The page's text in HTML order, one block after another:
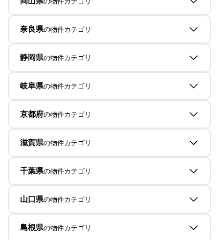
奈良県の物件カテゴリ
静岡県の物件カテゴリ
岐阜県の物件カテゴリ
京都府の物件カテゴリ
滋賀県の物件カテゴリ
千葉県の物件カテゴリ
山口県の物件カテゴリ
島根県の物件カテゴリ